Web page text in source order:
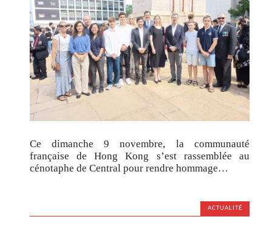
Ce dimanche 9 novembre, la communauté
française de Hong Kong s’est rassemblée au
cénotaphe de Central pour rendre hommage…
ACTUALITÉ